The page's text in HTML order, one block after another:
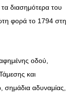
τα διασημότερα του
φορά το 1794 στη
οδού,
και
αδυναμίας,